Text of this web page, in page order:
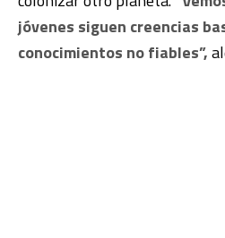
jóvenes siguen creencias
conocimientos no fiables”,